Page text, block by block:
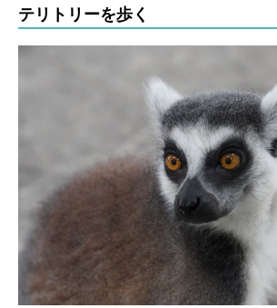
テリトリーを歩く